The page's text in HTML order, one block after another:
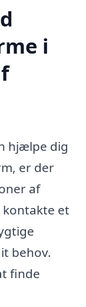
i
hjælpe dig
er der
af
kontakte et
behov.
finde